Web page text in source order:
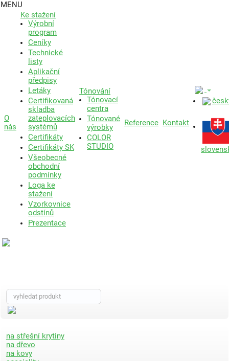
MENU
O
nás
Ke stažení
Výrobní
program
Ceníky
Technické
listy
Aplikační
předpisy
Letáky
Certifikovaná
skladba
zateplovacích
systémů
Certifikáty
Certifikáty SK
Všeobecné
obchodní
podmínky
Loga ke
stažení
Vzorkovnice
odstínů
Prezentace
Tónování
Tónovací
centra
Tónované
výrobky
COLOR
STUDIO
Reference Kontakt
na střešní krytiny
na dřevo
na kovy